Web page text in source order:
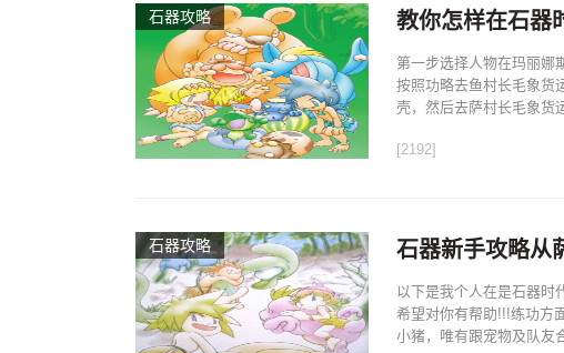
石器攻略 教你怎样在石器
第一步选择人物在玛丽娜
按照功略去鱼村长毛象货
壳，然后去萨村长毛象货
[2192]
石器攻略 石器新手攻略从
以下是我个人在是石器时
希望对你有帮助!!!练功方
小猪，唯有跟宠物及队友